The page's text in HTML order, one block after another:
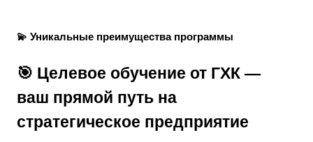
💫 Уникальные преимущества программы
🎯 Целевое обучение от ГХК —
ваш прямой путь на
стратегическое предприятие